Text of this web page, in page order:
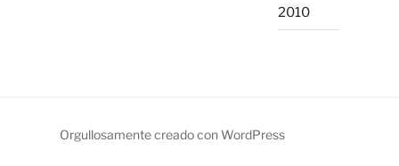
2010
Orgullosamente creado con WordPress